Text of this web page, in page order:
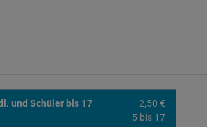
und Schüler bis 17
2,50 €
5 bis 17